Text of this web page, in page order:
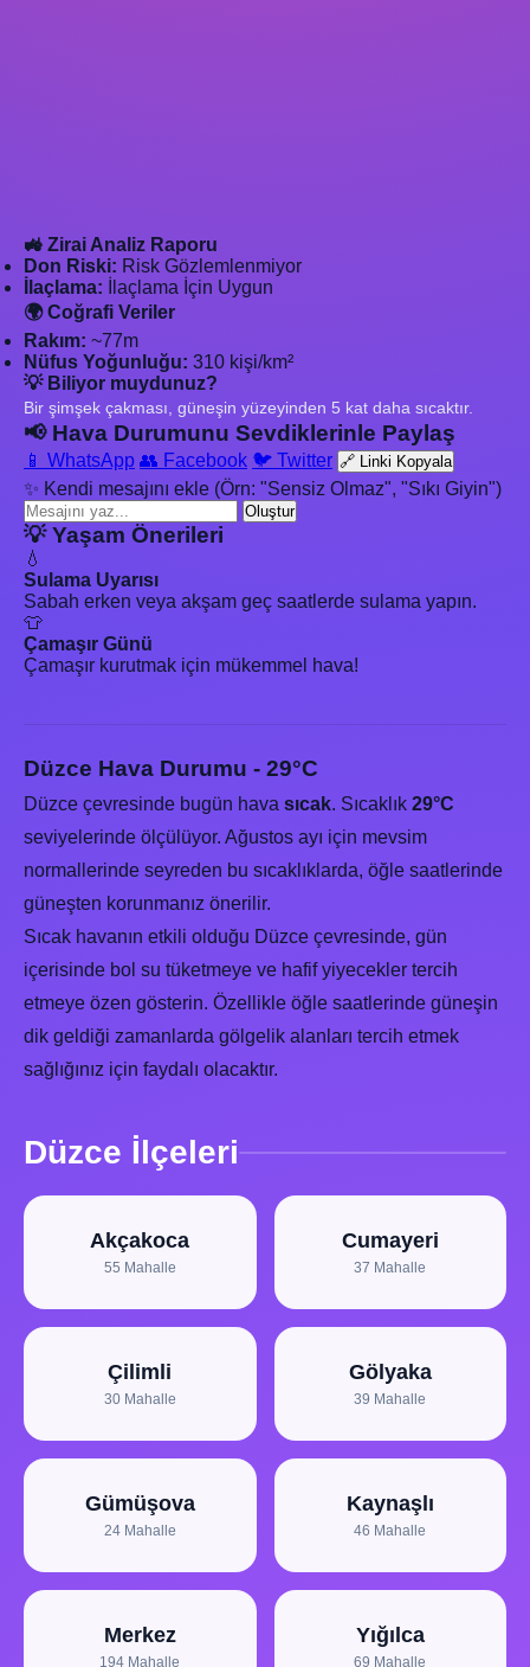
🚜 Zirai Analiz Raporu
Don Riski: Risk Gözlemlenmiyor
İlaçlama: İlaçlama İçin Uygun
🌍 Coğrafi Veriler
Rakım: ~77m
Nüfus Yoğunluğu: 310 kişi/km²
💡 Biliyor muydunuz?
Bir şimşek çakması, güneşin yüzeyinden 5 kat daha sıcaktır.
📢 Hava Durumunu Sevdiklerinle Paylaş
📱 WhatsApp 👥 Facebook 🐦 Twitter 🔗 Linki Kopyala
✨ Kendi mesajını ekle (Örn: "Sensiz Olmaz", "Sıkı Giyin")
Oluştur
💡 Yaşam Önerileri
💧
Sulama Uyarısı
Sabah erken veya akşam geç saatlerde sulama yapın.
👕
Çamaşır Günü
Çamaşır kurutmak için mükemmel hava!
Düzce Hava Durumu - 29°C
Düzce çevresinde bugün hava sıcak. Sıcaklık 29°C
seviyelerinde ölçülüyor. Ağustos ayı için mevsim
normallerinde seyreden bu sıcaklıklarda, öğle saatlerinde
güneşten korunmanız önerilir.
Sıcak havanın etkili olduğu Düzce çevresinde, gün
içerisinde bol su tüketmeye ve hafif yiyecekler tercih
etmeye özen gösterin. Özellikle öğle saatlerinde güneşin
dik geldiği zamanlarda gölgelik alanları tercih etmek
sağlığınız için faydalı olacaktır.
Düzce İlçeleri
Akçakoca
55 Mahalle
Cumayeri
37 Mahalle
Çilimli
30 Mahalle
Gölyaka
39 Mahalle
Gümüşova
24 Mahalle
Kaynaşlı
46 Mahalle
Merkez
194 Mahalle
Yığılca
69 Mahalle